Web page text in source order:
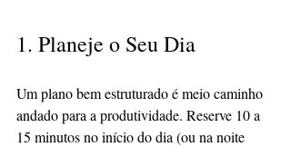
1. Planeje o Seu Dia
Um plano bem estruturado é meio caminho
andado para a produtividade. Reserve 10 a
15 minutos no início do dia (ou na noite